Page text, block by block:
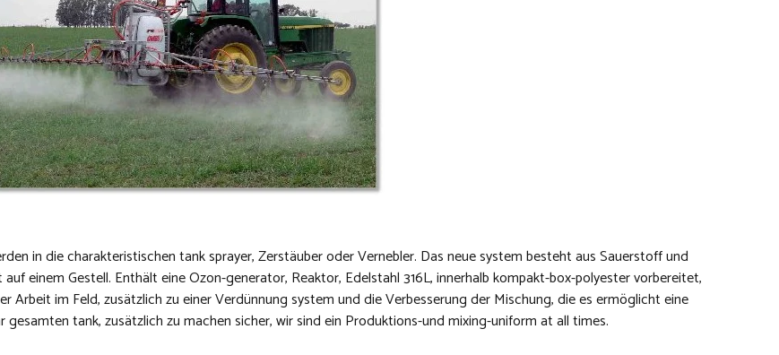
in die charakteristischen tank sprayer, Zerstäuber oder Vernebler. Das neue system besteht aus Sauerstoff und
einem Gestell. Enthält eine Ozon-generator, Reaktor, Edelstahl 316L, innerhalb kompakt-box-polyester vorbereitet,
im Feld, zusätzlich zu einer Verdünnung system und die Verbesserung der Mischung, die es ermöglicht eine
tank, zusätzlich zu machen sicher, wir sind ein Produktions-und mixing-uniform at all times.